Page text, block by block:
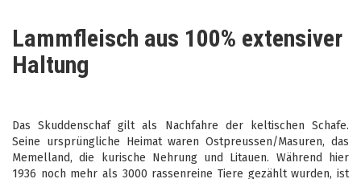
Lammfleisch aus 100% extensiver
Haltung
Das Skuddenschaf gilt als Nachfahre der keltischen Schafe.
Seine ursprüngliche Heimat waren Ostpreussen/Masuren, das
Memelland, die kurische Nehrung und Litauen. Während hier
1936 noch mehr als 3000 rassenreine Tiere gezählt wurden, ist